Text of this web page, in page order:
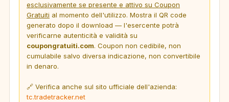
esclusivamente se presente e attivo su Coupon
Gratuiti al momento dell'utilizzo. Mostra il QR code
generato dopo il download — l'esercente potrà
verificarne autenticità e validità su
coupongratuiti.com. Coupon non cedibile, non
cumulabile salvo diversa indicazione, non convertibile
in denaro.
🔗 Verifica anche sul sito ufficiale dell'azienda:
tc.tradetracker.net